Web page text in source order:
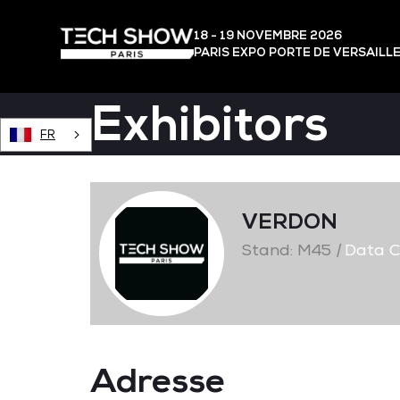
18 - 19 NOVEMBRE 2026
PARIS EXPO PORTE DE
FR Exhibitors
VERDON
Stand: M45 |Data
Adresse